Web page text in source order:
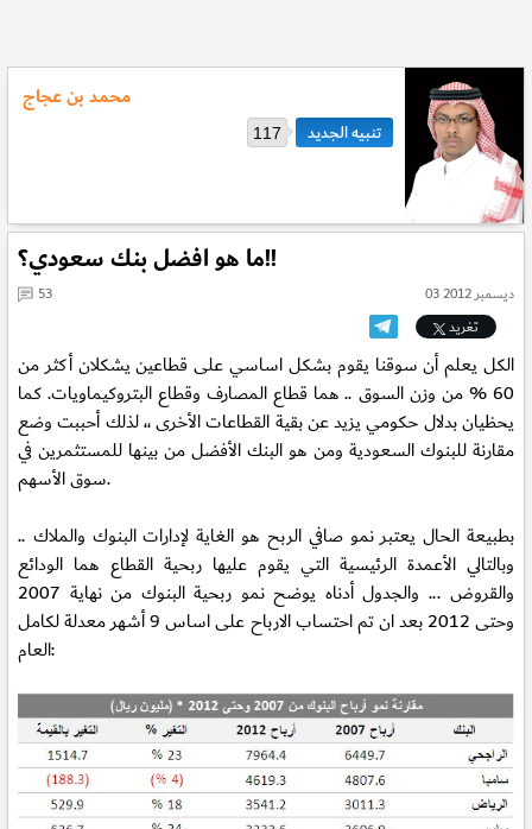
محمد بن عجاج
117
ما هو افضل بنك سعودي؟!!
03 ديسمبر 2012
53
تغريد
الكل يعلم أن سوقنا يقوم بشكل اساسي على قطاعين يشكلان أكثر من
60 % من وزن السوق .. هما قطاع المصارف وقطاع البتروكيماويات. كما
يحظيان بدلال حكومي يزيد عن بقية القطاعات الأخرى ،، لذلك أحببت وضع
مقارنة للبنوك السعودية ومن هو البنك الأفضل من بينها للمستثمرين في
سوق الأسهم.
بطبيعة الحال يعتبر نمو صافي الربح هو الغاية لإدارات البنوك والملاك ..
وبالتالي الأعمدة الرئيسية التي يقوم عليها ربحية القطاع هما الودائع
والقروض ... والجدول أدناه يوضح نمو ربحية البنوك من نهاية 2007
وحتى 2012 بعد ان تم احتساب الارباح على اساس 9 أشهر معدلة لكامل
العام: